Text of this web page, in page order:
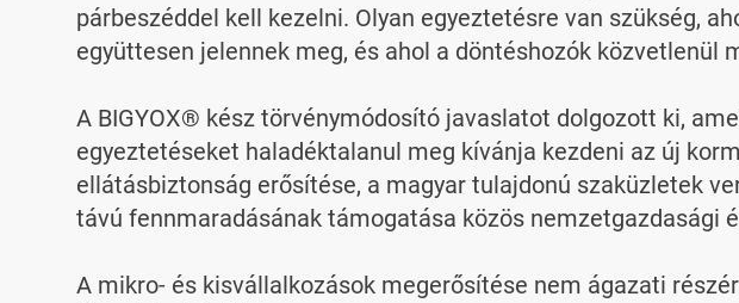
párbeszéddel kell kezelni. Olyan egyeztetésre van szükség,
együttesen jelennek meg, és ahol a döntéshozók
A BIGYOX® kész törvénymódosító javaslatot dolgozott ki,
egyeztetéseket haladéktalanul meg kívánja kezdeni az új
ellátásbiztonság erősítése, a magyar tulajdonú szaküzletek
távú fennmaradásának támogatása közös nemzetgazdasági
A mikro- és kisvállalkozások megerősítése nem ágazati